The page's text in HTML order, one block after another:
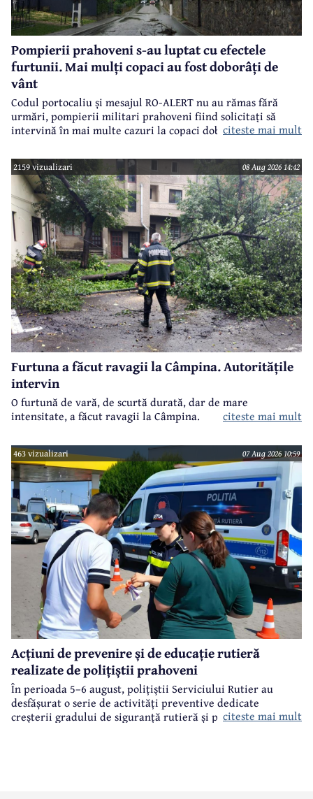
Pompierii prahoveni s-au luptat cu efectele
furtunii. Mai mulți copaci au fost doborâți de
vânt
Codul portocaliu și mesajul RO-ALERT nu au rămas fără
urmări, pompierii militari prahoveni fiind solicitați să
intervină în mai multe cazuri la copaci doborâți în urma
citeste mai mult
2159 vizualizari 08 Aug 2026 14:42
Furtuna a făcut ravagii la Câmpina. Autoritățile
intervin
O furtună de vară, de scurtă durată, dar de mare
intensitate, a făcut ravagii la Câmpina.
citeste mai mult
463 vizualizari 07 Aug 2026 10:59
Acțiuni de prevenire și de educație rutieră
realizate de polițiștii prahoveni
În perioada 5–6 august, polițiștii Serviciului Rutier au
desfășurat o serie de activități preventive dedicate
creșterii gradului de siguranță rutieră și promovării unui
citeste mai mult